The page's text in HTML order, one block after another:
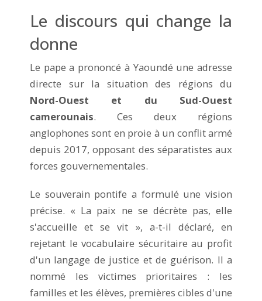
Le discours qui change la
donne
Le pape a prononcé à Yaoundé une adresse
directe sur la situation des régions du
Nord-Ouest et du Sud-Ouest
camerounais. Ces deux régions
anglophones sont en proie à un conflit armé
depuis 2017, opposant des séparatistes aux
forces gouvernementales.
Le souverain pontife a formulé une vision
précise. « La paix ne se décrète pas, elle
s'accueille et se vit », a-t-il déclaré, en
rejetant le vocabulaire sécuritaire au profit
d'un langage de justice et de guérison. Il a
nommé les victimes prioritaires : les
familles et les élèves, premières cibles d'une